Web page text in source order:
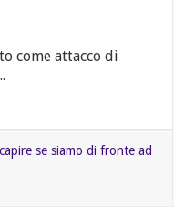
come attacco di
se siamo di fronte ad